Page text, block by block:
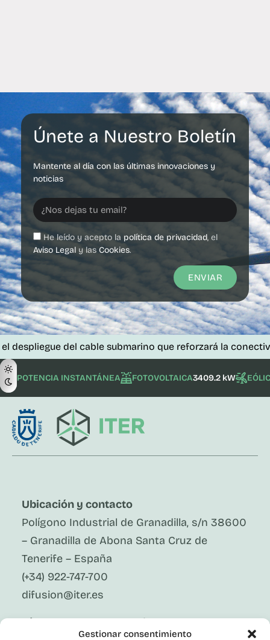
Gestionar consentimiento
Únete a Nuestro Boletín
Mantente al día con las últimas innovaciones y
noticias
He leído y acepto la política de privacidad, el
Aviso Legal y las Cookies.
ENVIAR
del cable submarino que reforzará la
POTENCIA INSTANTÁNEA FOTOVOLTAICA3409.2 kW
Ubicación y contacto
Polígono Industrial de Granadilla, s/n 38600
– Granadilla de Abona Santa Cruz de
Tenerife – España
(+34) 922-747-700
difusion@iter.es
Síguenos En Redes Sociales